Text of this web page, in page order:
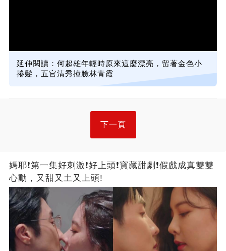
延伸閱讀：何超雄年輕時原來這麼漂亮，留著金色小
捲髮，五官清秀撞臉林青霞
下一頁
媽耶❗第一集好刺激❗好上頭❗寶藏甜劇❗假戲成真雙雙
心動，又甜又土又上頭!